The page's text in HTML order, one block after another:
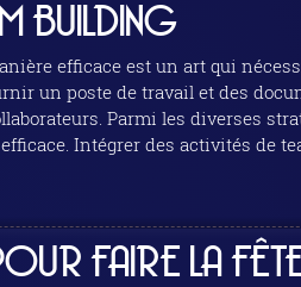
BUILDING
efficace est un art qui
un poste de travail et des
disponibles, le
Intégrer des activités de
FAIRE LA